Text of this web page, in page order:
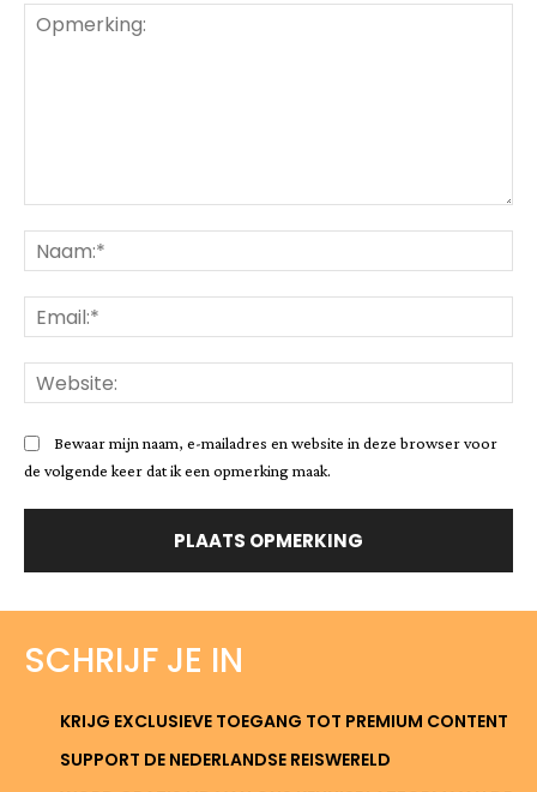
Bewaar mijn naam, e-mailadres en website in deze browser voor
de volgende keer dat ik een opmerking maak.
SCHRIJF JE IN
KRIJG EXCLUSIEVE TOEGANG TOT PREMIUM CONTENT
SUPPORT DE NEDERLANDSE REISWERELD